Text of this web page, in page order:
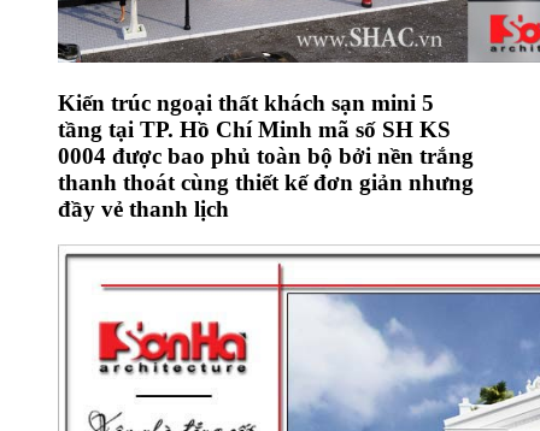
Kiến trúc ngoại thất khách sạn mini 5
tầng tại TP. Hồ Chí Minh mã số SH KS
0004 được bao phủ toàn bộ bởi nền trắng
thanh thoát cùng thiết kế đơn giản nhưng
đầy vẻ thanh lịch